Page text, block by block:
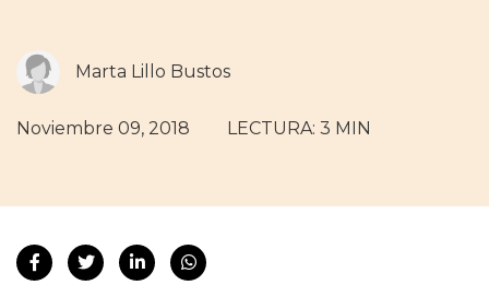
Marta Lillo Bustos
Noviembre 09, 2018 LECTURA: 3 MIN